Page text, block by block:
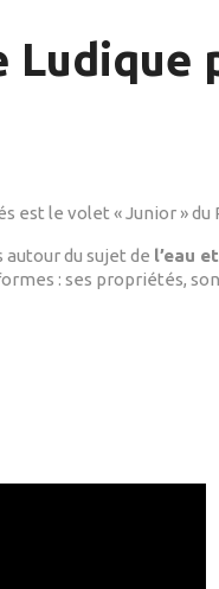
Ludique
est le volet « Junior »
du sujet de l’eau
: ses propriétés,